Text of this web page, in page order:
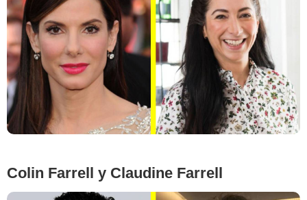
Colin Farrell y Claudine Farrell
Google Images